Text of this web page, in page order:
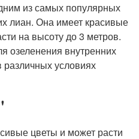
из самых популярных
лиан. Она имеет красивые
на высоту до 3 метров.
озеленения внутренних
условиях
цветы и может расти